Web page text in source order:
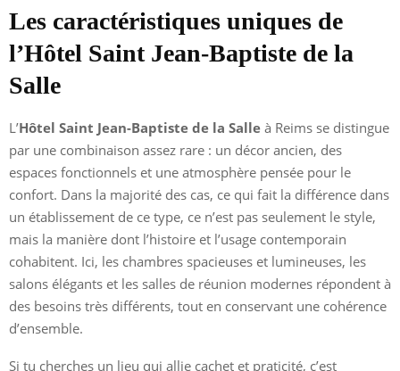
Les caractéristiques uniques de
l’Hôtel Saint Jean-Baptiste de la
Salle
L’Hôtel Saint Jean-Baptiste de la Salle à Reims se distingue
par une combinaison assez rare : un décor ancien, des
espaces fonctionnels et une atmosphère pensée pour le
confort. Dans la majorité des cas, ce qui fait la différence dans
un établissement de ce type, ce n’est pas seulement le style,
mais la manière dont l’histoire et l’usage contemporain
cohabitent. Ici, les chambres spacieuses et lumineuses, les
salons élégants et les salles de réunion modernes répondent à
des besoins très différents, tout en conservant une cohérence
d’ensemble.
Si tu cherches un lieu qui allie cachet et praticité, c’est